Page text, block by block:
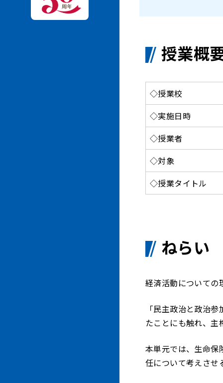
授業概
◇授業校
◇実施日時
◇授業者
◇対象
◇授業タイトル
ねらい
経済活動についての
「民主政治と政治
たことにも触れ、
本単元では、生命保
任について考えさせ